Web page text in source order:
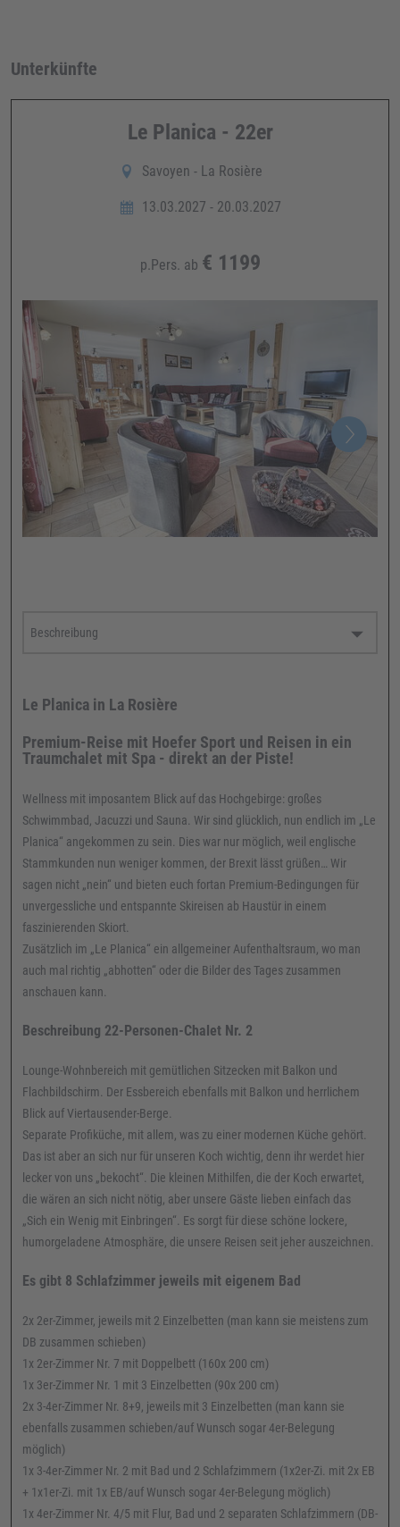
Unterkünfte
Le Planica - 22er
Savoyen - La Rosière
13.03.2027 - 20.03.2027
p.Pers. ab € 1199
Le Planica in La Rosière
Premium-Reise mit Hoefer Sport und Reisen in ein
Traumchalet mit Spa - direkt an der Piste!
Wellness mit imposantem Blick auf das Hochgebirge: großes
Schwimmbad, Jacuzzi und Sauna. Wir sind glücklich, nun endlich im „Le
Planica“ angekommen zu sein. Dies war nur möglich, weil englische
Stammkunden nun weniger kommen, der Brexit lässt grüßen… Wir
sagen nicht „nein“ und bieten euch fortan Premium-Bedingungen für
unvergessliche und entspannte Skireisen ab Haustür in einem
faszinierenden Skiort.
Zusätzlich im „Le Planica“ ein allgemeiner Aufenthaltsraum, wo man
auch mal richtig „abhotten“ oder die Bilder des Tages zusammen
anschauen kann.
Beschreibung 22-Personen-Chalet Nr. 2
Lounge-Wohnbereich mit gemütlichen Sitzecken mit Balkon und
Flachbildschirm. Der Essbereich ebenfalls mit Balkon und herrlichem
Blick auf Viertausender-Berge.
Separate Profiküche, mit allem, was zu einer modernen Küche gehört.
Das ist aber an sich nur für unseren Koch wichtig, denn ihr werdet hier
lecker von uns „bekocht“. Die kleinen Mithilfen, die der Koch erwartet,
die wären an sich nicht nötig, aber unsere Gäste lieben einfach das
„Sich ein Wenig mit Einbringen“. Es sorgt für diese schöne lockere,
humorgeladene Atmosphäre, die unsere Reisen seit jeher auszeichnen.
Es gibt 8 Schlafzimmer jeweils mit eigenem Bad
2x 2er-Zimmer, jeweils mit 2 Einzelbetten (man kann sie meistens zum
DB zusammen schieben)
1x 2er-Zimmer Nr. 7 mit Doppelbett (160x 200 cm)
1x 3er-Zimmer Nr. 1 mit 3 Einzelbetten (90x 200 cm)
2x 3-4er-Zimmer Nr. 8+9, jeweils mit 3 Einzelbetten (man kann sie
ebenfalls zusammen schieben/auf Wunsch sogar 4er-Belegung
möglich)
1x 3-4er-Zimmer Nr. 2 mit Bad und 2 Schlafzimmern (1x2er-Zi. mit 2x EB
+ 1x1er-Zi. mit 1x EB/auf Wunsch sogar 4er-Belegung möglich)
1x 4er-Zimmer Nr. 4/5 mit Flur, Bad und 2 separaten Schlafzimmern (DB-